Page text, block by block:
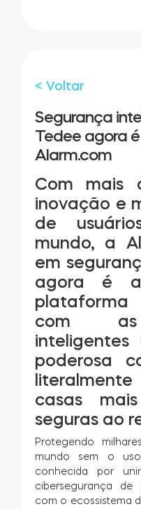
Tedee Bridge
Cilindros
Adaptadores
Acesso à casa
Tedee Keypad
Tedee
< Voltar
Segurança
Tedee agora
Alarm.com
Com mais
inovação e
de
mundo, a
em
agora é a
com as
inteligentes
poderosa
casas
seguras ao
Protegendo
mundo sem o
conhecida por
cibersegurança de
com o ecossistema